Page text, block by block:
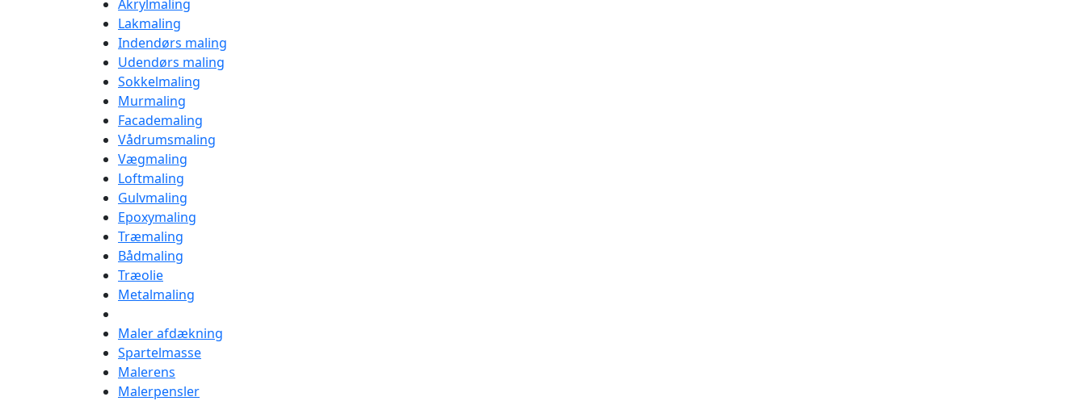
Akrylmaling
Lakmaling
Indendørs maling
Udendørs maling
Sokkelmaling
Murmaling
Facademaling
Vådrumsmaling
Vægmaling
Loftmaling
Gulvmaling
Epoxymaling
Træmaling
Bådmaling
Træolie
Metalmaling
Maler afdækning
Spartelmasse
Malerens
Malerpensler